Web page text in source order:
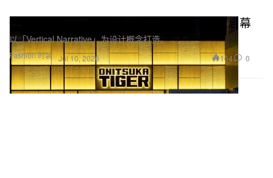
Fashion 时装
Onitsuka Tiger 全球最大旗舰店于东京新宿启幕
以「Vertical Narrative」为设计概念打造。
Jul 10, 2026 164 0